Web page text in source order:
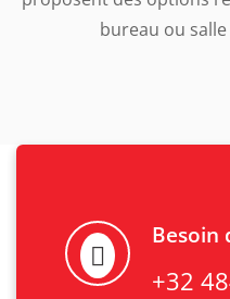
bureau ou
Besoin
+32